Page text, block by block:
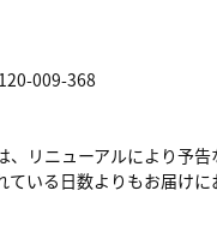
009-368
リニューアルにより予
いる日数よりもお届けに